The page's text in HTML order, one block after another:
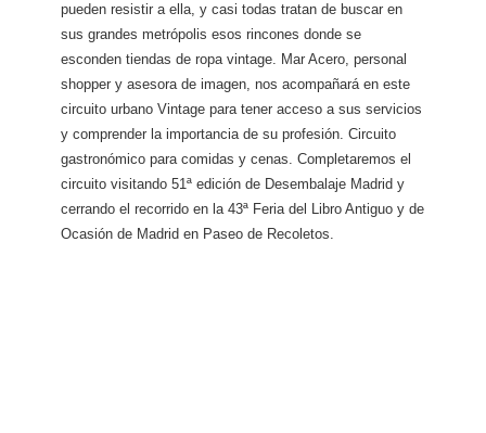
pueden resistir a ella, y casi todas tratan de buscar en
sus grandes metrópolis esos rincones donde se
esconden tiendas de ropa vintage. Mar Acero, personal
shopper y asesora de imagen, nos acompañará en este
circuito urbano Vintage para tener acceso a sus servicios
y comprender la importancia de su profesión. Circuito
gastronómico para comidas y cenas. Completaremos el
circuito visitando 51ª edición de Desembalaje Madrid y
cerrando el recorrido en la 43ª Feria del Libro Antiguo y de
Ocasión de Madrid en Paseo de Recoletos.